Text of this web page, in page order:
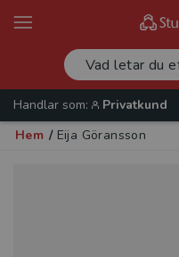
Handlar som:
Privatkund
Hem / Eija Göransson